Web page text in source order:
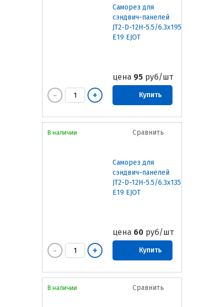
Саморез для
сэндвич-панелей
JT2-D-12H-5.5/6.3х195
E19 EJOT
цена 95 руб/шт
Купить
Сравнить
Саморез для
сэндвич-панелей
JT2-D-12H-5.5/6.3х135
E19 EJOT
цена 60 руб/шт
Купить
В наличии
Сравнить
В наличии